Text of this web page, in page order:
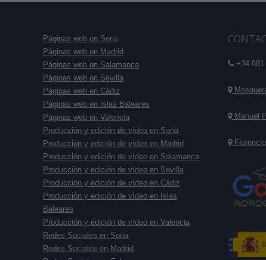
Páginas web en Soria
Páginas web en Madrid
Páginas web en Salamanca
Páginas web en Sevilla
Páginas web en Cádiz
Páginas web en Islas Baleares
Páginas web en Valencia
Producción y edición de vídeo en Soria
Producción y edición de vídeo en Madrid
Producción y edición de vídeo en Salamanca
Producción y edición de vídeo en Sevilla
Producción y edición de vídeo en Cádiz
Producción y edición de vídeo en Islas
Baleares
Producción y edición de vídeo en Valencia
Redes Sociales en Soria
Redes Sociales en Madrid
+34
Manuel